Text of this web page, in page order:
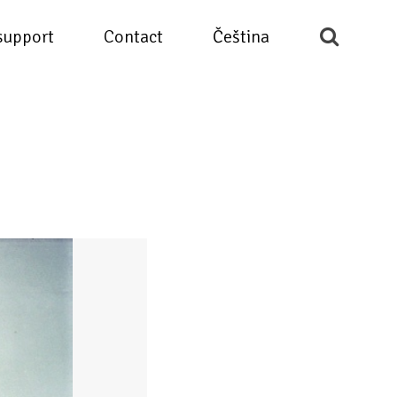
Contact Čeština